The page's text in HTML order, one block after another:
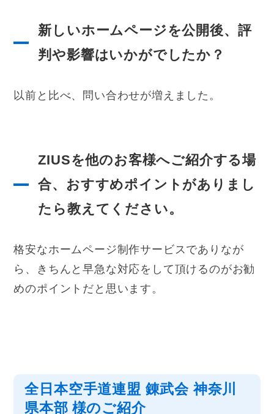
新しいホームページを公開後、評
判や影響はいかがでしたか？
以前と比べ、問い合わせが増えました。
ZIUSを他のお客様へご紹介する場
合、おすすめポイントがありまし
たら教えてください。
格安なホームページ制作サービスでありなが
ら、きちんと早急な対応をして頂けるのがお勧
めのポイントだと思います。
全日本空手道連盟 錬武会 神奈川
県本部 様のご紹介